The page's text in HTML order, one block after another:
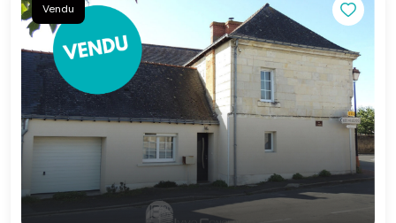
Vendu